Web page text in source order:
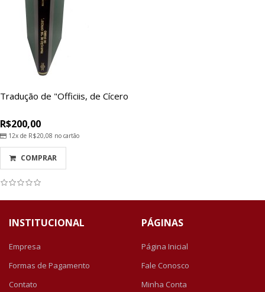
Tradução de "Officiis, de Cícero
R$200,00
12x de R$20,08 no cartão
COMPRAR
INSTITUCIONAL
Empresa
Formas de Pagamento
Contato
PÁGINAS
Página Inicial
Fale Conosco
Minha Conta